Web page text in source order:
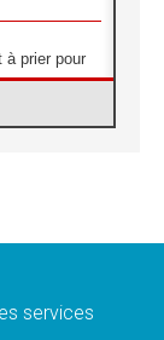
à prier pour
catholiques
services